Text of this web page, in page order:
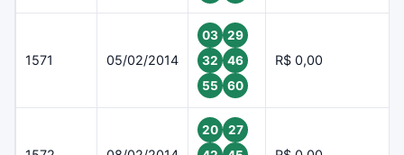
1571 05/02/2014
03
29
32
46
55
60
R$ 0,00
20
27